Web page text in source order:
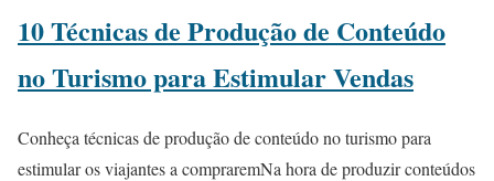
10 Técnicas de Produção de Conteúdo
no Turismo para Estimular Vendas
Conheça técnicas de produção de conteúdo no turismo para
estimular os viajantes a compraremNa hora de produzir conteúdos